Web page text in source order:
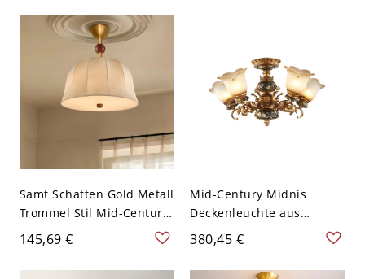
110V-120V 35,56 cm
Samt Schatten Gold Metall
Trommel Stil Mid-Century
Deckenleuchte für einen
luxuriösen Glanz - 110V-
120V 40,64 cm
145,69 €
Mid-Century Midnis
Deckenleuchte aus
Messing mit
atemberaubenden weißen
Blumenglasschirmen -
380,45 €